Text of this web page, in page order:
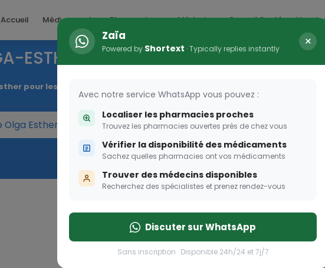
Accueil Médicaments Pharmacies Médecins Conseil Santé
Vaccination
we
Cliquer
Zaïa
Powered by Shortext · Typically replies instantly ×
Avec notre service WhatsApp vous pouvez :
Localiser les pharmacies proches
Trouvez les pharmacies ouvertes près de chez vous
Vérifier la disponibilité des médicaments
Sachez quelles pharmacies ont vos médicaments
Trouver des médecins disponibles
Recherchez des spécialistes et prenez rendez-vous
Discuter sur WhatsApp
Sans inscription · Disponible 24h/24 et 7j/7